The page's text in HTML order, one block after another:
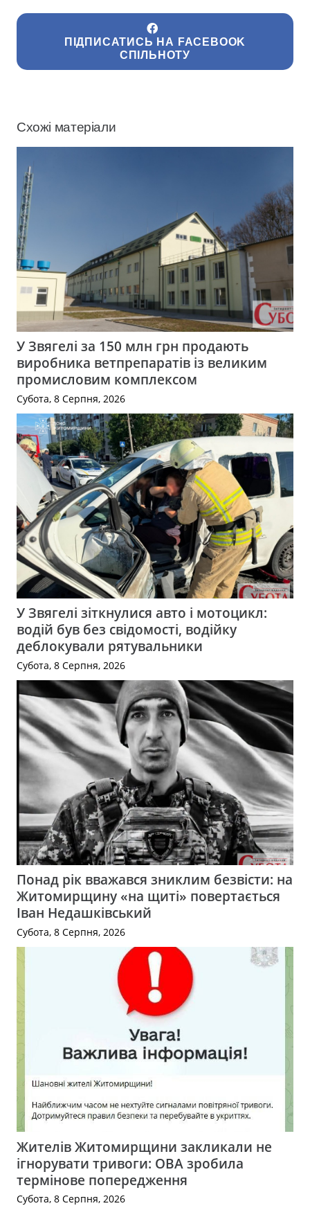
ПІДПИСАТИСЬ НА FACEBOOK
СПІЛЬНОТУ
Схожі матеріали
У Звягелі за 150 млн грн продають
виробника ветпрепаратів із великим
промисловим комплексом
Субота, 8 Серпня, 2026
У Звягелі зіткнулися авто і мотоцикл:
водій був без свідомості, водійку
деблокували рятувальники
Субота, 8 Серпня, 2026
Понад рік вважався зниклим безвісти: на
Житомирщину «на щиті» повертається
Іван Недашківський
Субота, 8 Серпня, 2026
Жителів Житомирщини закликали не
ігнорувати тривоги: ОВА зробила
термінове попередження
Субота, 8 Серпня, 2026